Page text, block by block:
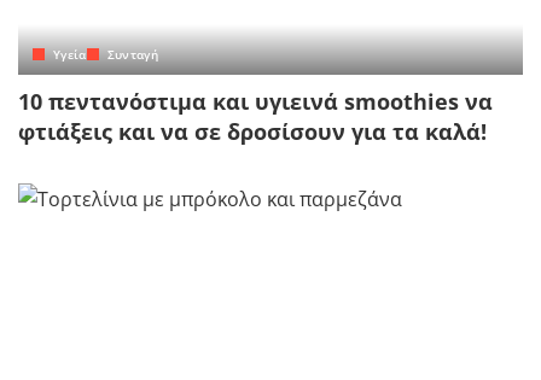
Yγεία Συνταγή
10 πεντανόστιμα και υγιεινά smoothies να
φτιάξεις και να σε δροσίσουν για τα καλά!